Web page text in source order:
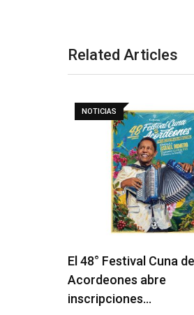
Related Articles
NOTICIAS
El 48° Festival Cuna de
Acordeones abre
inscripciones…